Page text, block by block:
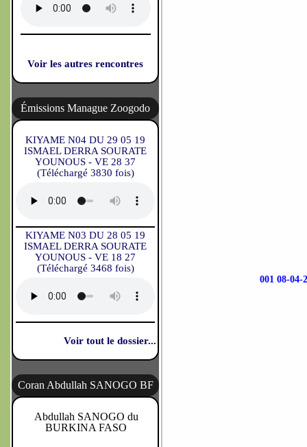
Voir les autres rencontres
Émissions Manague Zoogodo
KIYAME N04 DU 29 05 19
ISMAEL DERRA SOURATE
YOUNOUS - VE 28 37
(Téléchargé 3830 fois)
KIYAME N03 DU 28 05 19
ISMAEL DERRA SOURATE
YOUNOUS - VE 18 27
(Téléchargé 3468 fois)
Voir tout le dossier...
Coran Abdullah SANOGO BF
Abdullah SANOGO du
BURKINA FASO
001 08-